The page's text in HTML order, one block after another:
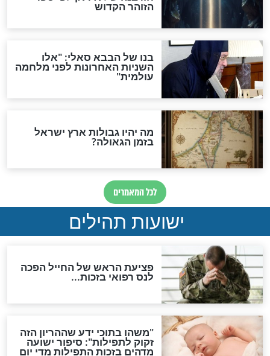
לכל המאמרים
להמתקת הדינים וביטול
גזרות
סגולת ע"ב שמות הקודש
תפילה סגולית להמתקת